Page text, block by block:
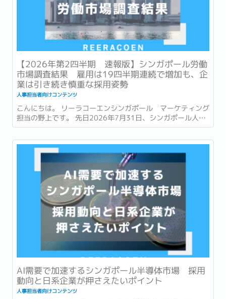
【2026年第2四半期 速報版】シンガポール労働
市場調査結果 雇用は19四半期連続で増加も、企
業は引き続き慎重な採用姿勢
人事担当者向けコンテンツ
こんにちは。 リーラコーエンシンガポール マーケティング
担当の野上です。 先日2026年7月31日、シンガポール人材
開発省 (Ministry of Manpower : 以降MOM) は、2026年第
2四半期 (4~6月) の労働市場速報 (Labour Market
Advance...
AI需要で加速するシンガポール半導体市場 採用
動向と日系企業が押さえたいポイント
人事担当者向けコンテンツ